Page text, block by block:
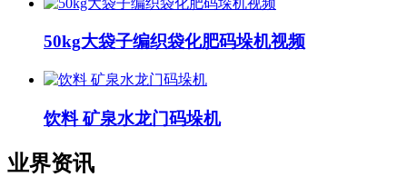
50kg大袋子编织袋化肥码垛机视频
饮料 矿泉水龙门码垛机
业界资讯